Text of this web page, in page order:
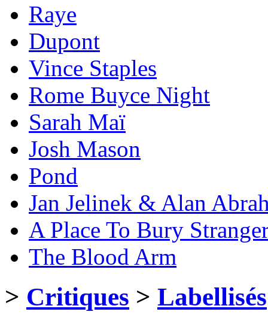
Raye
Dupont
Vince Staples
Rome Buyce Night
Sarah Maï
Josh Mason
Pond
Jan Jelinek & Alan
A Place To Bury
The Blood Arm
> Critiques > Labellisés